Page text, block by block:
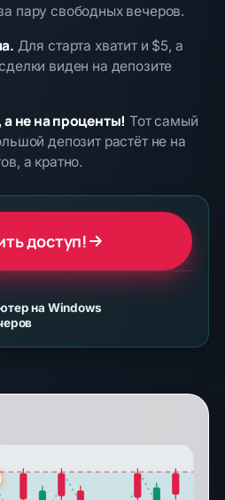
пару свободных вечеров.
Для старта хватит и $5, а
виден на депозите
не на проценты! Тот самый
депозит растёт не на
а кратно.
доступ!
на Windows